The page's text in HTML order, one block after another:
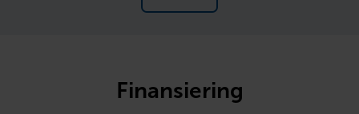
Finansiering